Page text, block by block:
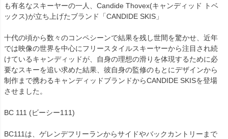
も有名なスキーヤーの一人、Candide Thovex(キャンディッド トベ
ックス)が立ち上げたブランド「CANDIDE SKIS」
十代の頃から数々のコンペシーンで結果を残し世間を驚かせ、近年
では映像の世界を中心にフリースタイルスキーヤーから注目され続
けているキャンディッドが、自身の理想の滑りを体現するために必
要なスキーを追い求めた結果、彼自身の監修のもとにデザインから
制作まで携わるキャンディッドブランドからCANDIDE SKISを登場
させました。
BC 111 (ビーシー111)
BC111は、ゲレンデフリーランからサイドやバックカントリーまで